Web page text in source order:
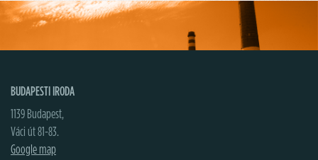
BUDAPESTI IRODA
1139 Budapest,
Váci út 81-83.
Google map